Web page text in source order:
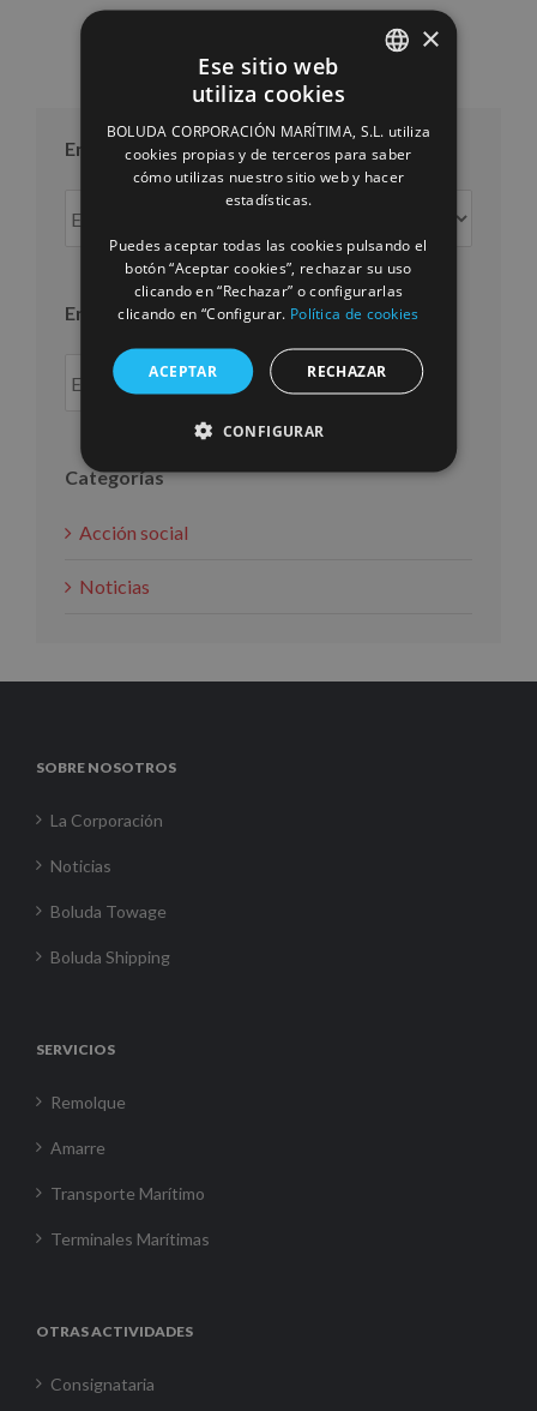
Entradas por mes
por
Entradas por año
Categorías
Acción social
Noticias
SOBRE NOSOTROS
La Corporación
Noticias
Boluda Towage
Boluda Shipping
SERVICIOS
Remolque
Amarre
Transporte Marítimo
Terminales Marítimas
OTRAS ACTIVIDADES
Consignataria
ENGLISH
FRENCH
×
Ese sitio web
utiliza cookies
BOLUDA CORPORACIÓN MARÍTIMA, S.L. utiliza
cookies propias y de terceros para saber
cómo utilizas nuestro sitio web y hacer
estadísticas.
Puedes aceptar todas las cookies pulsando el
botón “Aceptar cookies”, rechazar su uso
clicando en “Rechazar” o configurarlas
clicando en “Configurar. Política de cookies
ACEPTAR RECHAZAR
CONFIGURAR